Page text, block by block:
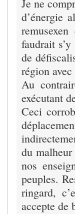
Je ne
d’énergie
faudrait
de
région
Au
exécutant
Ceci
du
nos
peuples.
ringard,
accepte de